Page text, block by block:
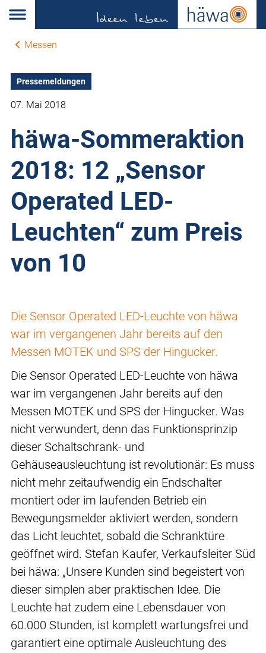
Messen
Pressemeldungen
07. Mai 2018
häwa-Sommeraktion
2018: 12 „Sensor
Operated LED-
Leuchten“ zum Preis
von 10
Die Sensor Operated LED-Leuchte von häwa
war im vergangenen Jahr bereits auf den
Messen MOTEK und SPS der Hingucker.
Die Sensor Operated LED-Leuchte von häwa
war im vergangenen Jahr bereits auf den
Messen MOTEK und SPS der Hingucker. Was
nicht verwundert, denn das Funktionsprinzip
dieser Schaltschrank- und
Gehäuseausleuchtung ist revolutionär: Es muss
nicht mehr zeitaufwendig ein Endschalter
montiert oder im laufenden Betrieb ein
Bewegungsmelder aktiviert werden, sondern
das Licht leuchtet, sobald die Schranktüre
geöffnet wird. Stefan Kaufer, Verkaufsleiter Süd
bei häwa: „Unsere Kunden sind begeistert von
dieser simplen aber praktischen Idee. Die
Leuchte hat zudem eine Lebensdauer von
60.000 Stunden, ist komplett wartungsfrei und
garantiert eine optimale Ausleuchtung des